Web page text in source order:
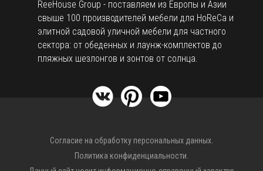
ReeHouse Group - поставляем из Европы и Азии
свыше 100 производителей мебели для HoReCa и
элитной садовой уличной мебели для частного
сектора: от обеденных и лаунж-комплектов до
пляжных шезлонгов и зонтов от солнца.
Согласие на обработку персональных данных.
Политика конфиденциальности.